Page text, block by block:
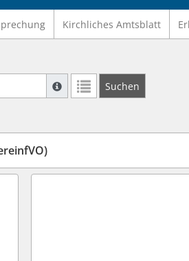
Kirchliches Amtsblatt
Suche mit Platzhalter "*",
Weitere Suchoperatoren
Suchen